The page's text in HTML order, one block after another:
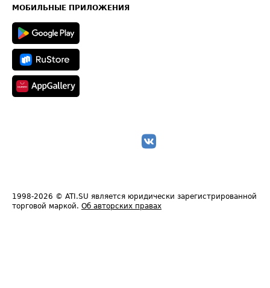
Техническая информация
МОБИЛЬНЫЕ ПРИЛОЖЕНИЯ
1998-2026 © ATI.SU является юридически зарегистрированной
торговой маркой. Об авторских правах